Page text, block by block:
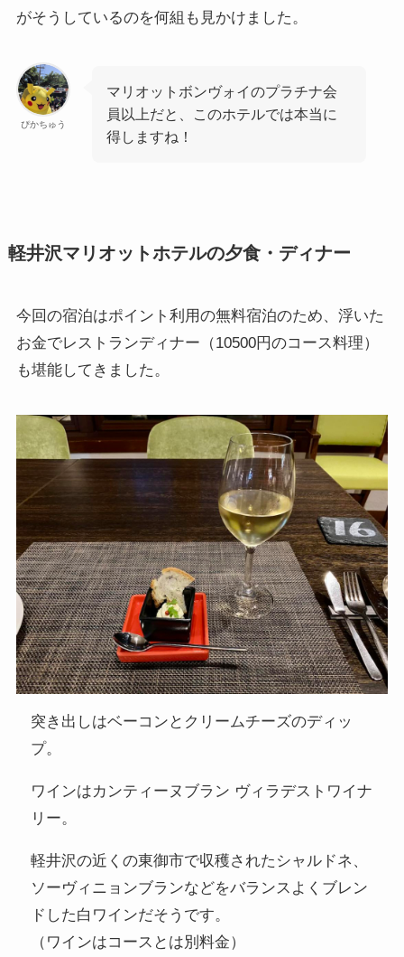
がそうしているのを何組も見かけました。
ぴかちゅう
マリオットボンヴォイのプラチナ会
員以上だと、このホテルでは本当に
得しますね！
軽井沢マリオットホテルの夕食・ディナー
今回の宿泊はポイント利用の無料宿泊のため、浮いた
お金でレストランディナー（10500円のコース料理）
も堪能してきました。
突き出しはベーコンとクリームチーズのディッ
プ。
ワインはカンティーヌブラン ヴィラデストワイナ
リー。
軽井沢の近くの東御市で収穫されたシャルドネ、
ソーヴィニョンブランなどをバランスよくブレン
ドした白ワインだそうです。
（ワインはコースとは別料金）